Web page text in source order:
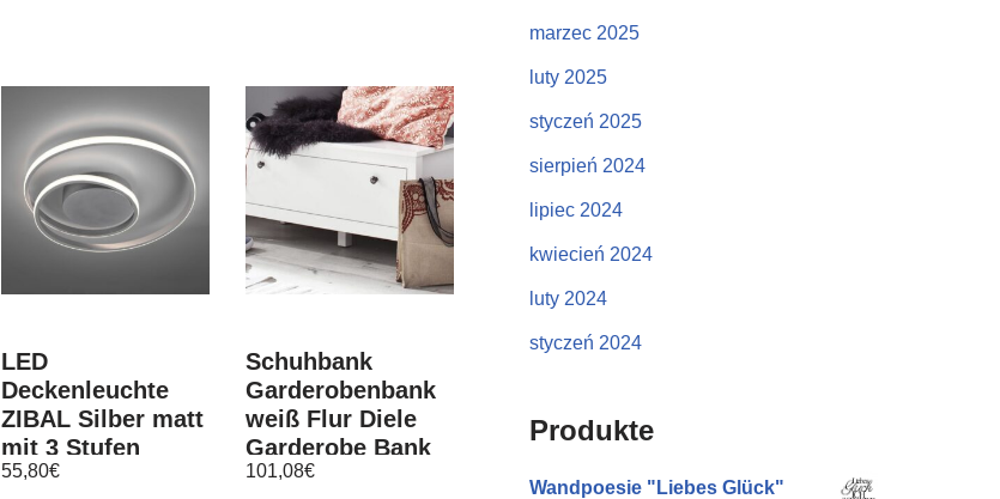
LED
Deckenleuchte
ZIBAL Silber matt
mit 3 Stufen
Dimmer, Spirale
55,80€
Schuhbank
Garderobenbank
weiß Flur Diele
Garderobe Bank
Ole 91 x 45 cm
101,08€
marzec 2025
luty 2025
styczeń 2025
sierpień 2024
lipiec 2024
kwiecień 2024
luty 2024
styczeń 2024
Produkte
Wandpoesie "Liebes Glück"